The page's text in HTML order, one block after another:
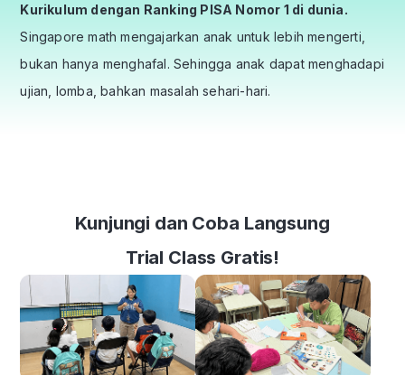
Kurikulum dengan Ranking PISA Nomor 1 di dunia.
Singapore math mengajarkan anak untuk lebih mengerti,
bukan hanya menghafal. Sehingga anak dapat menghadapi
ujian, lomba, bahkan masalah sehari-hari.
Kunjungi dan Coba Langsung
Trial Class Gratis!